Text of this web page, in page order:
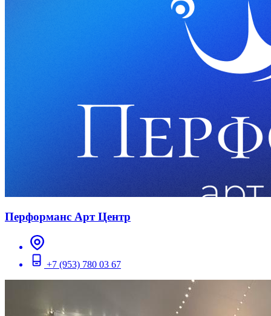
Перформанс Арт Центр
+7 (953) 780 03 67